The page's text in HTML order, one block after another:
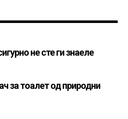
не сте ги знаеле
за тоалет од природни